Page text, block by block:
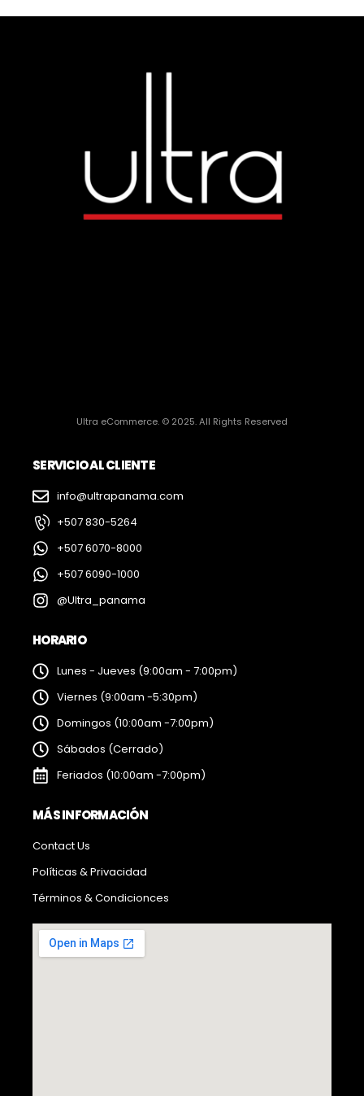
Ultra eCommerce. © 2025. All Rights Reserved
SERVICIO AL CLIENTE
info@ultrapanama.com
+507 830-5264
+507 6070-8000
+507 6090-1000
@Ultra_panama
HORARIO
Lunes - Jueves (9:00am - 7:00pm)
Viernes (9:00am -5:30pm)
Domingos (10:00am -7:00pm)
Sábados (Cerrado)
Feriados (10:00am -7:00pm)
MÁS INFORMACIÓN
Contact Us
Políticas & Privacidad
Términos & Condicionces